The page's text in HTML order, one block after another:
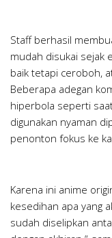
Staff berhasil
mudah disukai sejak
baik tetapi ceroboh,
Beberapa adegan
hiperbola seperti
digunakan nyaman
penonton fokus ke
Karena ini anime
kesedihan apa yang
sudah diselipkan